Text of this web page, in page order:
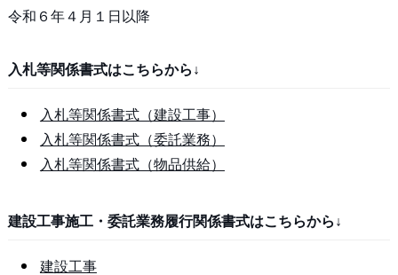
令和６年４月１日以降
入札等関係書式はこちらから↓
入札等関係書式（建設工事）
入札等関係書式（委託業務）
入札等関係書式（物品供給）
建設工事施工・委託業務履行関係書式はこちらから↓
建設工事